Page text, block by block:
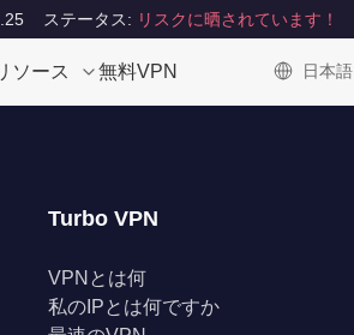
ステータス: リスクに晒されています！
ソース 無料VPN 日本語
Turbo VPN
VPNとは何
私のIPとは何ですか